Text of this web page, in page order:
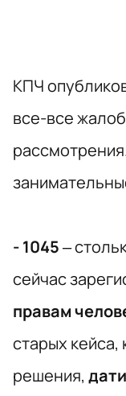
КПЧ
все-все
- 1045–
сейчас
правам
старых
решения,